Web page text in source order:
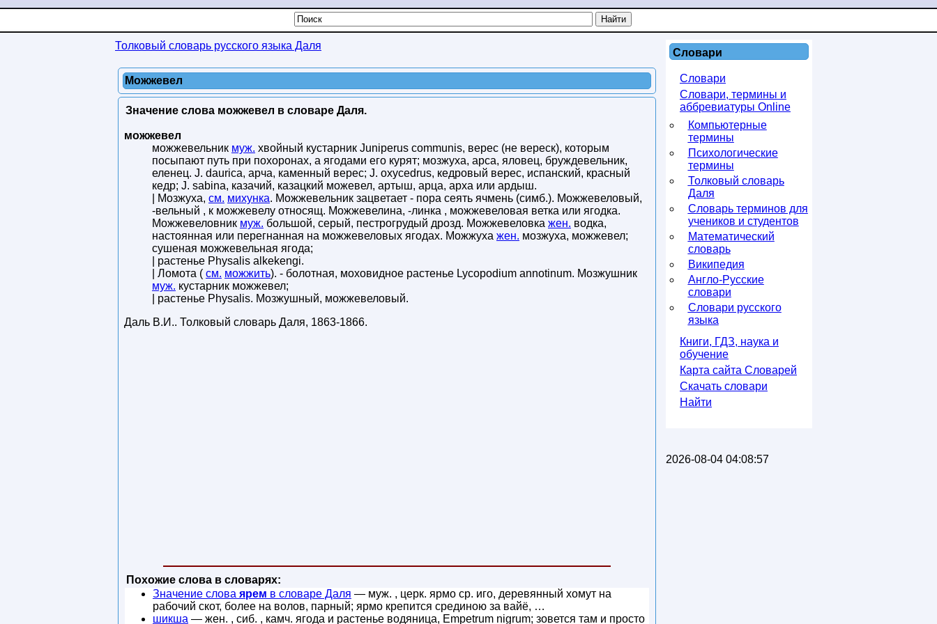
Толковый словарь русского языка Даля
Можжевел
Значение слова можжевел в словаре Даля.
можжевел
можжевельник муж. хвойный кустарник Juniperus communis, верес (не вереск), которым
посыпают путь при похоронах, а ягодами его курят; мозжуха, арса, яловец, бруждевельник,
еленец. J. daurica, арча, каменный верес; J. oxycedrus, кедровый верес, испанский, красный
кедр; J. sabina, казачий, казацкий можевел, артыш, арца, арха или ардыш.
| Мозжуха, см. михунка. Можжевельник зацветает - пора сеять ячмень (симб.). Можжевеловый,
-вельный , к можжевелу относящ. Можжевелина, -линка , можжевеловая ветка или ягодка.
Можжевеловник муж. большой, серый, пестрогрудый дрозд. Можжевеловка жен. водка,
настоянная или перегнанная на можжевеловых ягодах. Можжуха жен. мозжуха, можжевел;
сушеная можжевельная ягода;
| растенье Physalis alkekengi.
| Ломота ( см. можжить). - болотная, моховидное растенье Lycopodium annotinum. Мозжушник
муж. кустарник можжевел;
| растенье Physalis. Мозжушный, можжевеловый.
Даль В.И.. Толковый словарь Даля, 1863-1866.
Похожие слова в словарях:
Значение слова ярем в словаре Даля — муж. , церк. ярмо ср. иго, деревянный хомут на
рабочий скот, более на волов, парный; ярмо крепится срединою за вайё, …
шикша — жен. , сиб. , камч. ягода и растенье водяница, Empetrum nigrum; зовется там и просто
Словари
Словари
Словари, термины и
аббревиатуры Online
Компьютерные
термины
Психологические
термины
Толковый словарь
Даля
Словарь терминов для
учеников и студентов
Математический
словарь
Википедия
Англо-Русские
словари
Словари русского
языка
Книги, ГДЗ, наука и
обучение
Карта сайта Словарей
Скачать словари
Найти
2026-08-04 04:08:57